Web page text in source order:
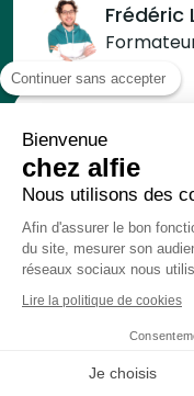
Frédéric
Première
Alfie. Un
propositions
permettent
donner le
sans avoir
Continuer sans accepter
Bienvenue
chez alfie
Nous utilisons des
Afin d'assurer le bon
du site, mesurer son
réseaux sociaux nous
Lire la politique de cookies
Je choisis